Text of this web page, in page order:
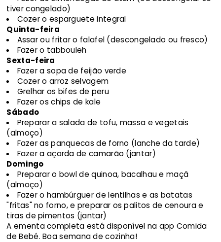
tiver congelado)
Cozer o esparguete integral
Quinta-feira
Assar ou fritar o falafel (descongelado ou fresco)
Fazer o tabbouleh
Sexta-feira
Fazer a sopa de feijão verde
Cozer o arroz selvagem
Grelhar os bifes de peru
Fazer os chips de kale
Sábado
Preparar a salada de tofu, massa e vegetais
(almoço)
Fazer as panquecas de forno (lanche da tarde)
Fazer a açorda de camarão (jantar)
Domingo
Preparar o bowl de quinoa, bacalhau e maçã
(almoço)
Fazer o hambúrguer de lentilhas e as batatas
"fritas" no forno, e preparar os palitos de cenoura e
tiras de pimentos (jantar)
A ementa completa está disponível na app Comida
de Bebé. Boa semana de cozinha!